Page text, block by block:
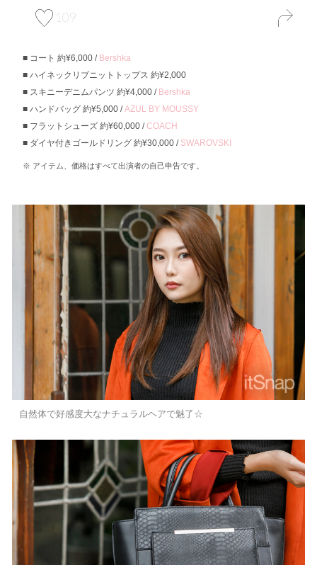
109
コート 約¥6,000 / Bershka
ハイネックリブニットトップス 約¥2,000
スキニーデニムパンツ 約¥4,000 / Bershka
ハンドバッグ 約¥5,000 /AZUL BY MOUSSY
フラットシューズ 約¥60,000 /COACH
ダイヤ付きゴールドリング 約¥30,000 / SWAROVSKI
アイテム、価格はすべて出演者の自己申告です。
自然体で好感度大なナチュラルヘアで魅了☆